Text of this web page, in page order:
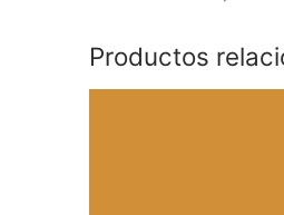
Productos